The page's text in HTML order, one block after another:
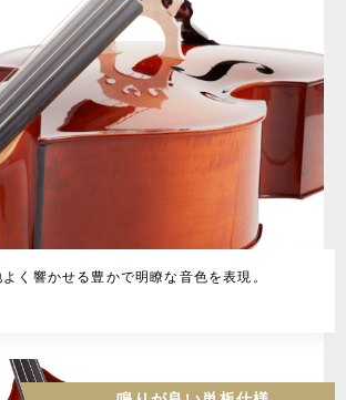
く響かせる豊かで明瞭な音色を表現。